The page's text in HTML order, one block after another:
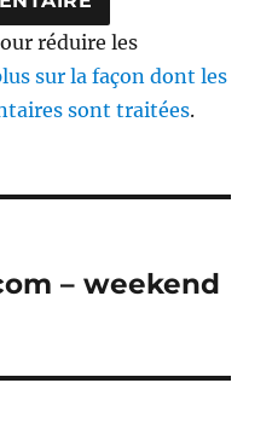
réduire les
sur la façon dont les
sont traitées.
– weekend